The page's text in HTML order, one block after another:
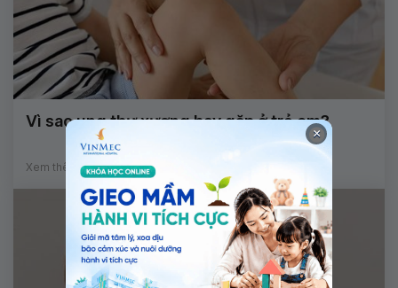
Vì sao ung thư xương hay gặp ở trẻ em?
Xem thêm
×